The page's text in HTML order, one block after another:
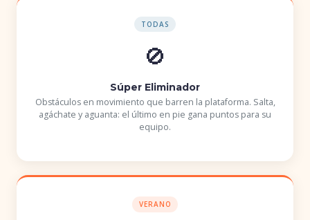
TODAS
🚫
Súper Eliminador
Obstáculos en movimiento que barren la plataforma. Salta,
agáchate y aguanta: el último en pie gana puntos para su
equipo.
VERANO